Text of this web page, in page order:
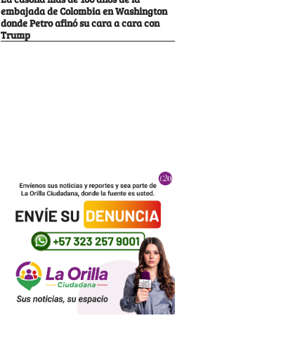
embajada de Colombia en Washington
donde Petro afinó su cara a cara con
Trump